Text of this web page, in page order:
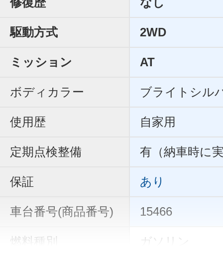
駆動方式 2WD
ミッション AT
ボディカラー ブライトシル
使用歴 自家用
定期点検整備 有（納車時に
保証 あり
車台番号(商品番号) 15466
燃料種別 ガソリン